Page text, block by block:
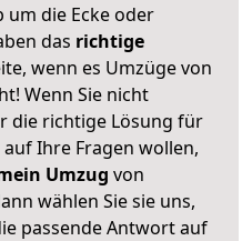
um die Ecke oder
das richtige
wenn es Umzüge von
Wenn Sie nicht
die richtige Lösung für
Ihre Fragen wollen,
Umzug von
wählen Sie sie uns,
passende Antwort auf